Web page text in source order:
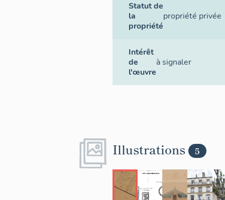
Statut de
la
propriété
propriété privée
Intérêt
de
l'œuvre
à signaler
Illustrations 5